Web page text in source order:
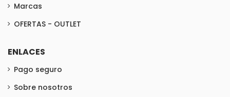
Marcas
OFERTAS - OUTLET
ENLACES
Pago seguro
Sobre nosotros